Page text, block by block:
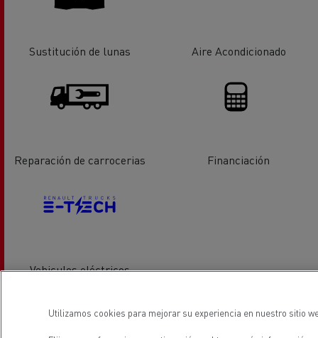
Sustitución de lunas Aire Acondicionado
Reparación de carrocerias Financiación
Vehiculos eléctricos
ubicación
Utilizamos cookies para mejorar su experiencia en nuestro sitio